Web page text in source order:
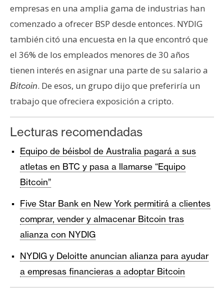
empresas en una amplia gama de industrias han
comenzado a ofrecer BSP desde entonces. NYDIG
también citó una encuesta en la que encontró que
el 36% de los empleados menores de 30 años
tienen interés en asignar una parte de su salario a
Bitcoin. De esos, un grupo dijo que preferiría un
trabajo que ofreciera exposición a cripto.
Lecturas recomendadas
Equipo de béisbol de Australia pagará a sus
atletas en BTC y pasa a llamarse “Equipo
Bitcoin”
Five Star Bank en New York permitirá a clientes
comprar, vender y almacenar Bitcoin tras
alianza con NYDIG
NYDIG y Deloitte anuncian alianza para ayudar
a empresas financieras a adoptar Bitcoin